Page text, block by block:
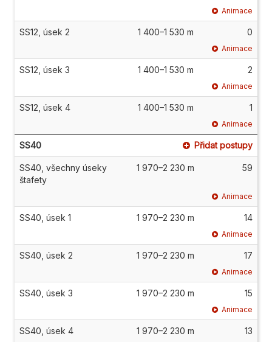
Animace
SS12, úsek 2 1 400–1 530 m 0
Animace
SS12, úsek 3 1 400–1 530 m 2
Animace
SS12, úsek 4 1 400–1 530 m 1
Animace
SS40 Přidat postupy
SS40, všechny úseky
štafety
1 970–2 230 m 59
Animace
SS40, úsek 1 1 970–2 230 m 14
Animace
SS40, úsek 2 1 970–2 230 m 17
Animace
SS40, úsek 3 1 970–2 230 m 15
Animace
SS40, úsek 4 1 970–2 230 m 13